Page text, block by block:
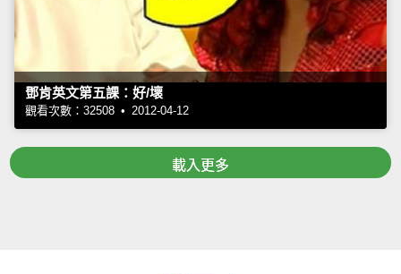
鄧肯英文第五課：好/壞
觀看次數：32508 • 2012-04-12
載入更多